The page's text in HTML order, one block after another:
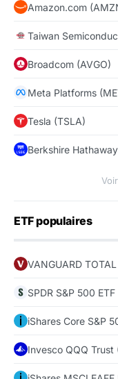
Amazon.com
Taiwan
Broadcom (AVGO)
Meta Platforms
Tesla (TSLA)
Berkshire
ETF populaires
VANGUARD
SPDR S&P 500
iShares Core S&P
Invesco QQQ Trust